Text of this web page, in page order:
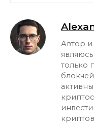
Автор и
только